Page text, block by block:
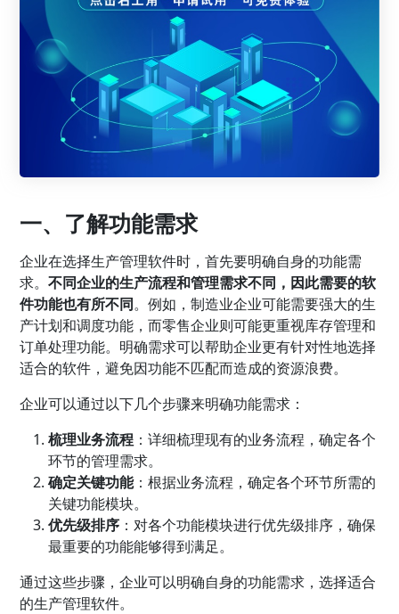
一、了解功能需求
企业在选择生产管理软件时，首先要明确自身的功能需
求。不同企业的生产流程和管理需求不同，因此需要的软
件功能也有所不同。例如，制造业企业可能需要强大的生
产计划和调度功能，而零售企业则可能更重视库存管理和
订单处理功能。明确需求可以帮助企业更有针对性地选择
适合的软件，避免因功能不匹配而造成的资源浪费。
企业可以通过以下几个步骤来明确功能需求：
梳理业务流程 ：详细梳理现有的业务流程，确定各个
环节的管理需求。
确定关键功能：根据业务流程，确定各个环节所需的
关键功能模块。
优先级排序 ：对各个功能模块进行优先级排序，确保
最重要的功能能够得到满足。
通过这些步骤，企业可以明确自身的功能需求，选择适合
的生产管理软件。